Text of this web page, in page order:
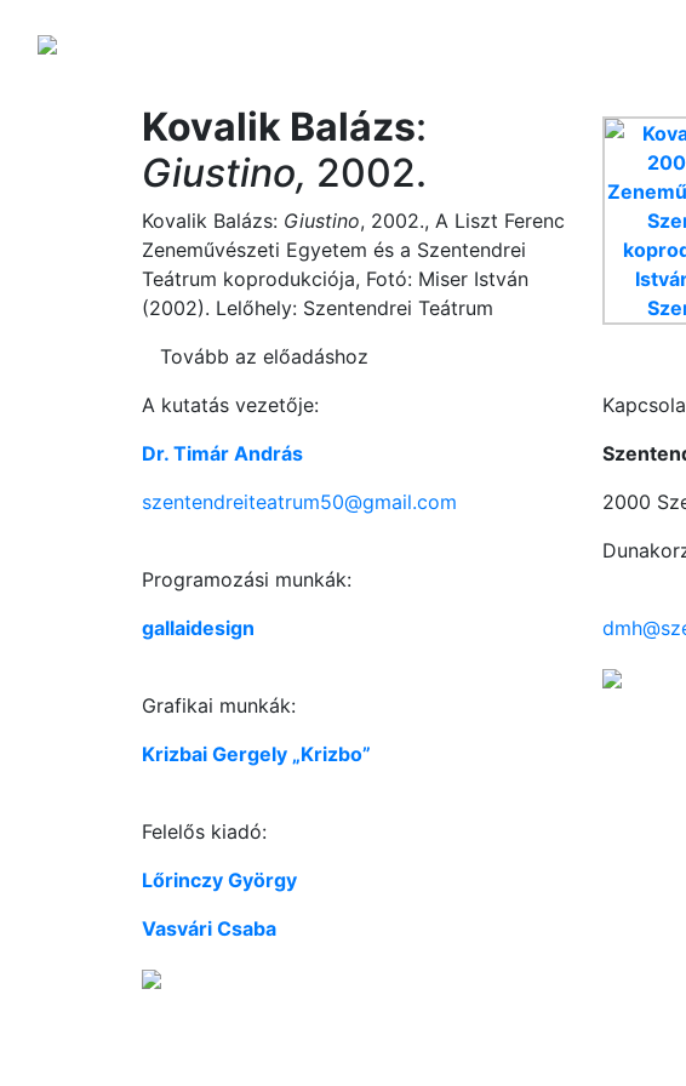
Kovalik Balázs:
Giustino, 2002.
Kovalik Balázs: Giustino, 2002., A Liszt Ferenc
Zeneművészeti Egyetem és a Szentendrei
Teátrum koprodukciója, Fotó: Miser István
(2002). Lelőhely: Szentendrei Teátrum
Tovább az előadáshoz
A kutatás vezetője:
Dr. Timár András
szentendreiteatrum50@gmail.com
Programozási munkák:
gallaidesign
Grafikai munkák:
Krizbai Gergely „Krizbo”
Felelős kiadó:
Lőrinczy György
Vasvári Csaba
2000